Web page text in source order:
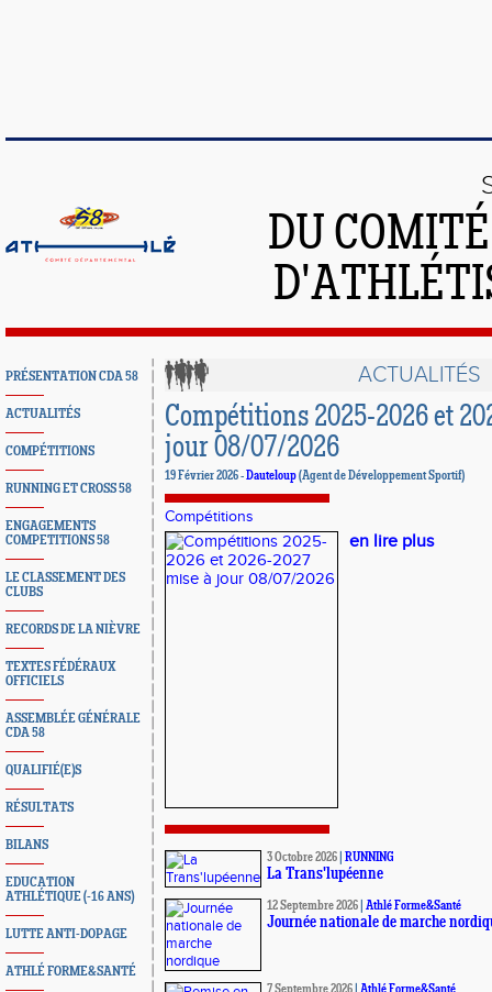
DU
PRÉSENTATION CDA 58
ACTUALITÉS
COMPÉTITIONS
RUNNING ET CROSS 58
ENGAGEMENTS
COMPETITIONS 58
LE CLASSEMENT DES
CLUBS
RECORDS DE LA NIÈVRE
TEXTES FÉDÉRAUX
OFFICIELS
ASSEMBLÉE GÉNÉRALE
CDA 58
QUALIFIÉ(E)S
RÉSULTATS
BILANS
EDUCATION
ATHLÉTIQUE (-16 ANS)
LUTTE ANTI-DOPAGE
ATHLÉ FORME&SANTÉ
ACTUALITÉS
Compétitions 2025-2026 et
jour 08/07/2026
19 Février 2026 -Dauteloup(Agent de Développement Sportif)
Compétitions
en lire plus
3 Octobre 2026 RUNNING
La Trans'lupéenne
12 Septembre 2026 Athlé Forme&Santé
Journée nationale de marche